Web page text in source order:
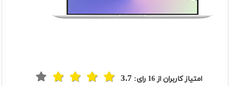
امتیاز کاربران از16 رای: 3.7